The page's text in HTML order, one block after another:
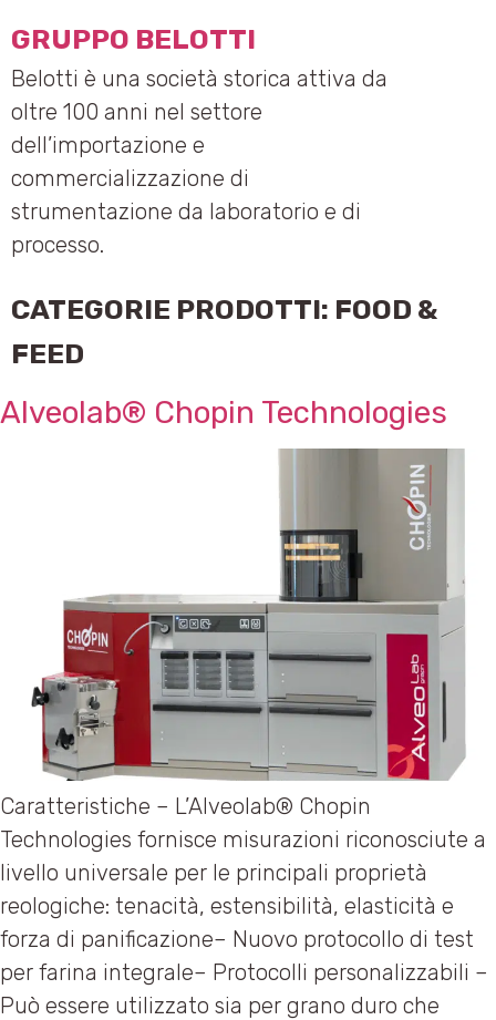
GRUPPO BELOTTI
Belotti è una società storica attiva da
oltre 100 anni nel settore
dell’importazione e
commercializzazione di
strumentazione da laboratorio e di
processo.
CATEGORIE PRODOTTI: FOOD &
FEED
Alveolab® Chopin Technologies
Caratteristiche – L’Alveolab® Chopin
Technologies fornisce misurazioni riconosciute a
livello universale per le principali proprietà
reologiche: tenacità, estensibilità, elasticità e
forza di panificazione– Nuovo protocollo di test
per farina integrale– Protocolli personalizzabili –
Può essere utilizzato sia per grano duro che